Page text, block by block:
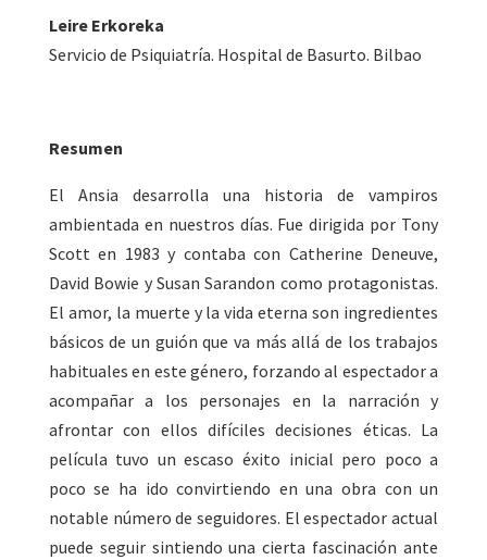
Leire Erkoreka
Servicio de Psiquiatría. Hospital de Basurto. Bilbao
Resumen
El Ansia desarrolla una historia de vampiros
ambientada en nuestros días. Fue dirigida por Tony
Scott en 1983 y contaba con Catherine Deneuve,
David Bowie y Susan Sarandon como protagonistas.
El amor, la muerte y la vida eterna son ingredientes
básicos de un guión que va más allá de los trabajos
habituales en este género, forzando al espectador a
acompañar a los personajes en la narración y
afrontar con ellos difíciles decisiones éticas. La
película tuvo un escaso éxito inicial pero poco a
poco se ha ido convirtiendo en una obra con un
notable número de seguidores. El espectador actual
puede seguir sintiendo una cierta fascinación ante